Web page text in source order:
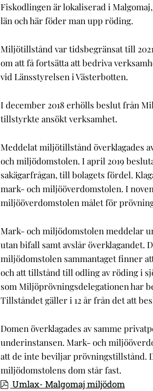
Fiskodlingen är lokaliserad i
län och här föder man upp röding.
Miljötillstånd var tidsbegränsat till
om att få fortsätta att bedriva
vid Länsstyrelsen i Västerbotten.
I december 2018 erhölls beslut från
tillstyrkte ansökt verksamhet.
Meddelat miljötillstånd överklagades
och miljödomstolen. I april 2019
sakägarfrågan, till bolagets fördel.
mark- och miljööverdomstolen. I
miljööverdomstolen målet för
Mark- och miljödomstolen meddelar
utan bifall samt avslår överklagandet.
miljödomstolen sammantaget finner
och att tillstånd till odling av röding i
som Miljöprövningsdelegationen har
Tillståndet gäller i 12 år från det att
Domen överklagades av samme
underinstansen. Mark- och
att de inte beviljar prövningstillstånd.
miljödomstolens dom står fast.
Umlax- Malgomaj miljödom